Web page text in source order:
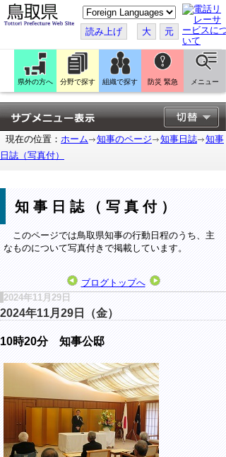
こ
の
ペ
ー
ジ
翻
訳
す
る
読み上げ 大 元
県外の方へ 分野で探す 組織で探す 防災 緊急 メニュー
現在の位置： ホーム 知事のページ 知事日誌
知事
日誌（写真付）
知事日誌（写真付）
このページでは鳥取県知事の行動日程のうち、主
なものについて写真付きで掲載しています。
ブログトップへ
2024年11月29日
2024年11月29日（金）
10時20分 知事公邸